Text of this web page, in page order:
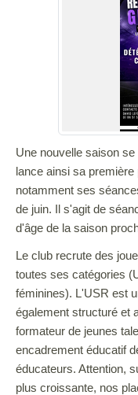
Une nouvelle saison
lance ainsi sa
notamment ses
de juin. Il s'agit de
d'âge de la saison
Le club recrute des
toutes ses catégories
féminines). L'USR est
également structuré et
formateur de jeunes
encadrement éducatif
éducateurs. Attention,
plus croissante, nos